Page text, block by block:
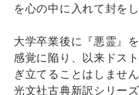
を心の中に入れて封を
大学卒業後に『悪霊』
感覚に陥り、以来ドス
ぎ立てることはしませ
光文社古典新訳シリー